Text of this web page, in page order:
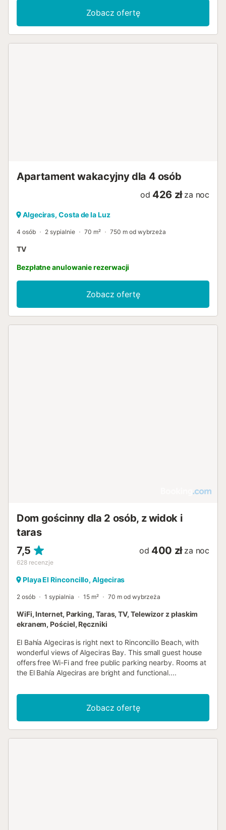
Zobacz ofertę
Apartament wakacyjny dla 4 osób
od 426 zł za noc
Algeciras, Costa de la Luz
4 osób 2 sypialnie 70 m² 750 m od wybrzeża
TV
Bezpłatne anulowanie rezerwacji
Zobacz ofertę
Dom gościnny dla 2 osób, z widok i
taras
7,5
628 recenzje
od 400 zł za noc
Playa El Rinconcillo, Algeciras
2 osób 1 sypialnia 15 m² 70 m od wybrzeża
WiFi, Internet, Parking, Taras, TV, Telewizor z płaskim
ekranem, Pościel, Ręczniki
El Bahía Algeciras is right next to Rinconcillo Beach, with
wonderful views of Algeciras Bay. This small guest house
offers free Wi-Fi and free public parking nearby. Rooms at
the El Bahía Algeciras are bright and functional....
Zobacz ofertę